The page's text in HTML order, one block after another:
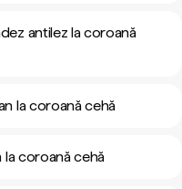
antilez la coroană
la coroană cehă
la coroană cehă